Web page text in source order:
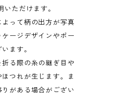
ただけます。
って柄の出方が写真
ージデザインやポー
ます。
る際の糸の継ぎ目や
つれが生じます。ま
がある場合がござい